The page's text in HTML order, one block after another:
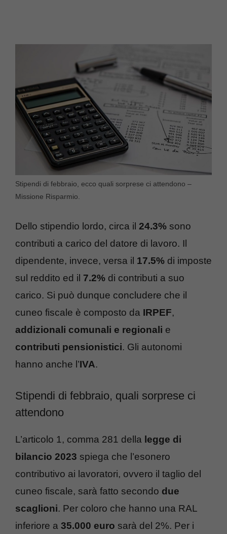
Stipendi di febbraio, ecco quali sorprese ci attendono –
Missione Risparmio.
Dello stipendio lordo, circa il 24.3% sono
contributi a carico del datore di lavoro. Il
dipendente, invece, versa il 17.5% di imposte
sul reddito ed il 7.2% di contributi a suo
carico. Si può dunque concludere che il
cuneo fiscale è composto da IRPEF,
addizionali comunali e regionali e
contributi pensionistici. Gli autonomi
hanno anche l’IVA.
Stipendi di febbraio, quali sorprese ci
attendono
L’articolo 1, comma 281 della legge di
bilancio 2023 spiega che l’esonero
contributivo ai lavoratori, ovvero il taglio del
cuneo fiscale, sarà fatto secondo due
scaglioni. Per coloro che hanno una RAL
inferiore a 35.000 euro sarà del 2%. Per i